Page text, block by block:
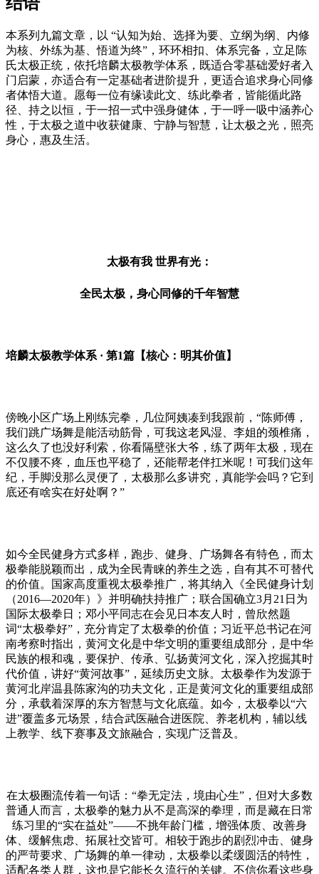
本系列九篇文章，以 “认知为始、选择为要、立纲为纲、内修
为核、外练为基、悟道为终”，环环相扣、体系完备，立足陈
氏太极正统，依托培麟太极教学体系，既适合零基础爱好者入
门启蒙，亦适合有一定基础者进阶提升，更适合追求身心同修
者体悟大道。愿每一位有缘读此文、练此拳者，皆能循此路
径、持之以恒，于一招一式中强身健体，于一呼一吸中涵养心
性，于太极之道中收获健康、宁静与智慧，让太极之光，照亮
身心，惠及生活。
太极有我 世界有光：
全民太极，身心同修的千年智慧
培麟太极教学体系 · 第1篇【核心：明其价值】
傍晚小区广场上刚练完拳，几位阿姨凑到我跟前， “陈师傅，
我们跳广场舞是能活动筋骨，可我这老风湿、李姐的颈椎痛，
这么久了也没好利索，你看隔壁张大爷，练了两年太极，现在
不仅腰不疼，血压也平稳了，还能帮老伴扛米呢！可我们这年
纪，手脚没那么灵便了，太极那么多讲究，真能学会吗？它到
底还有啥实在好处啊？”
如今全民健身方式多样，跑步、健身、广场舞各有特色，而太
极拳能脱颖而出，成为全民青睐的养生之选，自有其不可替代
的价值。国家高度重视太极拳推广，将其纳入《全民健身计划
（2016—2020年）》并明确扶持推广；联合国确立3月 21 日为
国际太极拳日；邓小平同志在会见日本友人时，曾欣然题
词“太极拳好”，充分肯定了太极拳的价值；习近平总书记在河
南考察时指出，黄河文化是中华文明的重要组成部分，是中华
民族的根和魂，要保护、传承、弘扬黄河文化，深入挖掘其时
代价值，讲好“黄河故事”，延续历史文脉。太极拳作为发源于
黄河北岸温县陈家沟的功夫文化，正是黄河文化的重要组成部
分，承载着深厚的东方智慧与文化底蕴。如今，太极拳以“六
进”覆盖多元场景，结合武医融合进医院、养老机构，辅以线
上教学、线下赛事及文旅融合，实现广泛普及。
在太极圈流传着一句话： “拳无定法，境由心生”，但对大多数
普通人而言，太极拳的魅力从不是高深的拳理，而是藏在日常
练习里的“实在益处”——不挑年龄门槛，增强体质、改善身
体、缓解焦虑、拓展社交皆可。相较于跑步的剧烈冲击、健身
的严苛要求、广场舞的单一律动，太极拳以柔缓圆活的特性，
适配各类人群，这也是它能长久流行的关键。不信你看这些身